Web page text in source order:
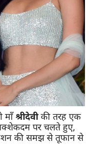
माँश्रीदेवीकी तरह एक
पर चलते हुए,
की समझ से तूफान से